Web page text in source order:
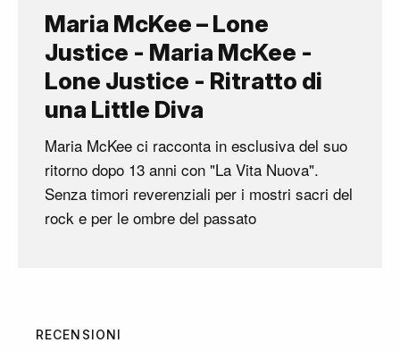
Maria McKee – Lone
Justice - Maria McKee -
Lone Justice - Ritratto di
una Little Diva
Maria McKee ci racconta in esclusiva del suo
ritorno dopo 13 anni con "La Vita Nuova".
Senza timori reverenziali per i mostri sacri del
rock e per le ombre del passato
RECENSIONI